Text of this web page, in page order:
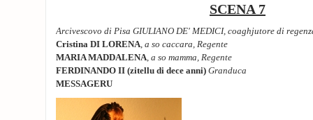
SCENA 7
Arcivescovo di Pisa GIULIANO DE' MEDICI, coaghjutore di
Cristina DI LORENA a so caccara, Regente
MARIA MADDALENA a so mamma, Regente
FERDINANDO II (zitellu di dece anni) Granduca
MESSAGERU